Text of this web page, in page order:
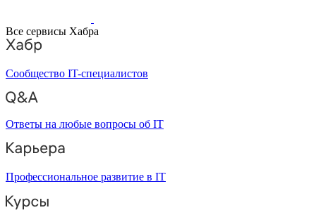
Все сервисы Хабра
Сообщество IT-специалистов
Ответы на любые вопросы об IT
Профессиональное развитие в IT